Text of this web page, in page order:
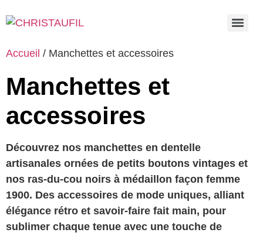
Accueil / Manchettes et accessoires
Manchettes et
accessoires
Découvrez nos manchettes en dentelle
artisanales ornées de petits boutons vintages et
nos ras-du-cou noirs à médaillon façon femme
1900. Des accessoires de mode uniques, alliant
élégance rétro et savoir-faire fait main, pour
sublimer chaque tenue avec une touche de